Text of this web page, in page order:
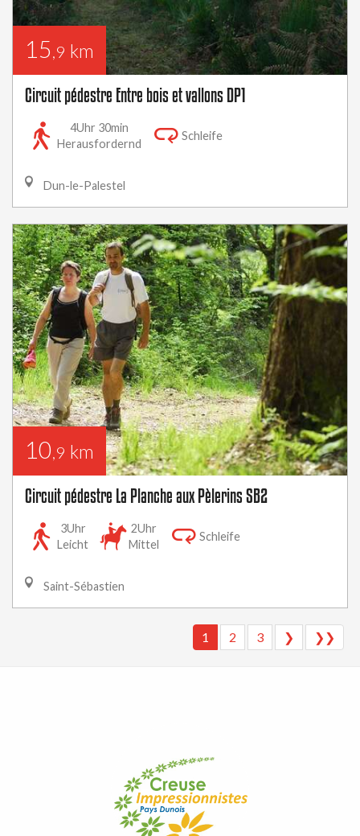
15,9 km
Circuit pédestre Entre bois et vallons DP1
4Uhr 30min
Herausfordernd
Schleife
Dun-le-Palestel
10,9 km
Circuit pédestre La Planche aux Pèlerins SB2
3Uhr
Leicht
2Uhr
Mittel
Schleife
Saint-Sébastien
1 2 3 ❯ ❯❯